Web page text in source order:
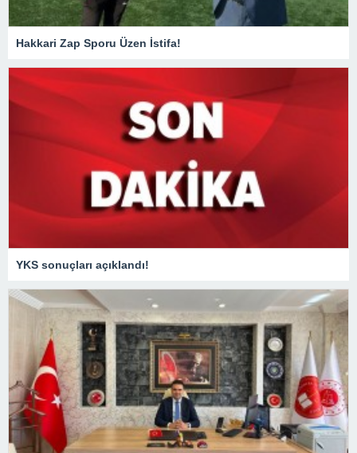
Hakkari Zap Sporu Üzen İstifa!
YKS sonuçları açıklandı!